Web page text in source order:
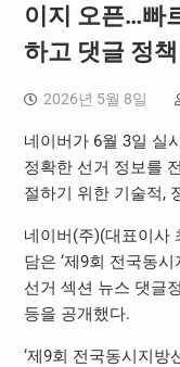
이지 오픈…빠
하고 댓글 정
2026년 5월 8일
네이버가 6월 3일 실
정확한 선거 정보를
절하기 위한 기술적,
네이버(주)(대표이사
담은 ‘제9회 전국동
선거 섹션 뉴스 댓글
등을 공개했다.
‘제9회 전국동시지